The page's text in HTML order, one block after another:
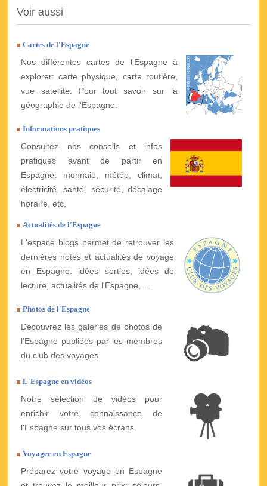
Voir aussi
Cartes de l'Espagne
Nos différentes cartes de l'Espagne à
explorer: carte physique, carte routière,
vue satellite. Pour tout savoir sur la
géographie de l'Espagne.
Informations pratiques
Consultez nos conseils et infos
pratiques avant de partir en
Espagne: monnaie, météo, climat,
électricité, santé, sécurité, décalage
horaire, etc.
Actualités de l'Espagne
L'espace blogs permet de retrouver les
dernières notes et actualités de voyage
en Espagne: idées sorties, idées de
lecture, actualités de l'Espagne, ...
Photos de l'Espagne
Découvrez les galeries de photos de
l'Espagne publiées par les membres
du club des voyages.
L'Espagne en vidéos
Notre sélection de vidéos pour
enrichir votre connaissance de
l'Espagne sur tous vos écrans.
Voyager en Espagne
Préparez votre voyage en Espagne